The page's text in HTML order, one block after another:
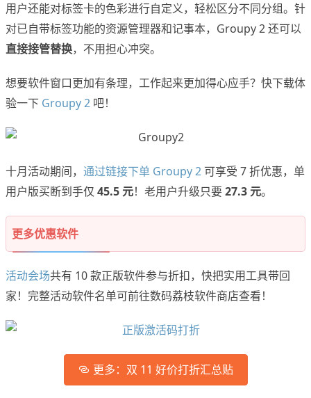
用户还能对标签卡的色彩进行自定义，轻松区分不同分组。针
对已自带标签功能的资源管理器和记事本，Groupy 2 还可以
直接接管替换，不用担心冲突。
想要软件窗口更加有条理，工作起来更加得心应手？快下载体
验一下 Groupy 2 吧！
十月活动期间， 通过链接下单 Groupy 2 可享受 7 折优惠，单
用户版买断到手仅 45.5 元！老用户升级只要27.3 元。
更多优惠软件
活动会场共有 10 款正版软件参与折扣，快把实用工具带回
家！完整活动软件名单可前往数码荔枝软件商店查看！
更多：双 11 好价打折汇总贴